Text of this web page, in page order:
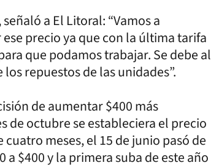
a El Litoral: “Vamos a
precio ya que con la última tarifa
que podamos trabajar. Se debe al
repuestos de las unidades”.
de aumentar $400 más
de octubre se estableciera el precio
meses, el 15 de junio pasó de
$400 y la primera suba de este año